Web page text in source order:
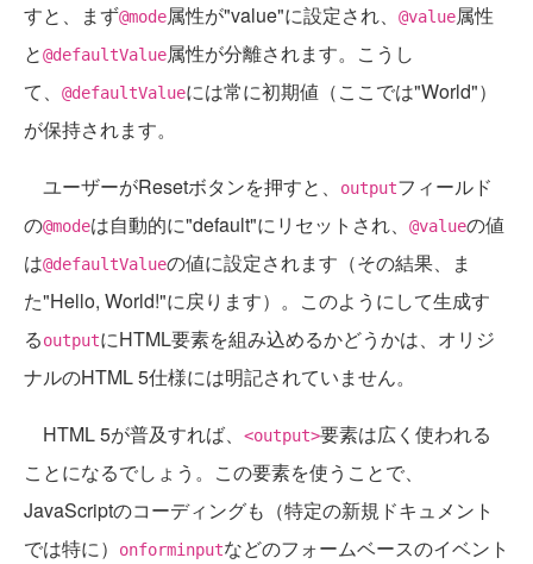
すと、まず@mode属性が"value"に設定され、 @value属性
と@defaultValue属性が分離されます。こうし
て、
@defaultValueには常に初期値（ここでは"World"）
が保持されます。
ユーザーがResetボタンを押すと、 outputフィールド
の@modeは自動的に"default"にリセットされ、 @valueの値
は@defaultValueの値に設定されます（その結果、ま
た"Hello, World!"に戻ります）。このようにして生成す
るoutputにHTML要素を組み込めるかどうかは、オリジ
ナルのHTML 5仕様には明記されていません。
HTML 5が普及すれば、 <output>要素は広く使われる
ことになるでしょう。この要素を使うことで、
JavaScriptのコーディングも（特定の新規ドキュメント
では特に）
onforminputなどのフォームベースのイベント